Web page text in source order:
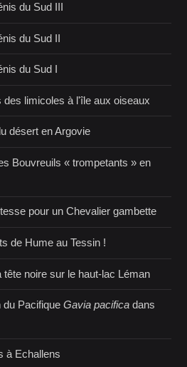
du Sud III
du Sud II
du Sud I
des limicoles à l'île aux oiseaux
désert en Argovie
Bouvreuils « trompetants » en
pour un Chevalier gambette
de Hume au Tessin !
tête noire sur le haut-lac Léman
du PacifiqueGavia pacifica dans
à Echallens